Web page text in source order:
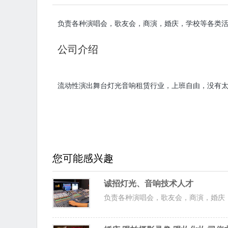
负责各种演唱会，歌友会，商演，婚庆，学校等各类
公司介绍
流动性演出舞台灯光音响租赁行业，上班自由，没有
您可能感兴趣
诚招灯光、音响技术人才
负责各种演唱会，歌友会，商演，婚